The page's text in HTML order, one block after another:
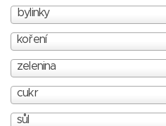
bylinky
koření
zelenina
cukr
sůl